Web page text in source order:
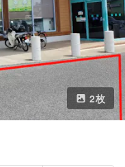
2枚